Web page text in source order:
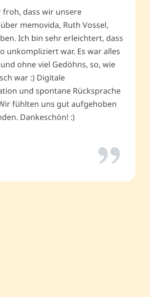
froh, dass wir unsere
memovida, Ruth Vossel,
Ich bin sehr erleichtert, dass
unkompliziert war. Es war alles
ohne viel Gedöhns, so, wie
war :) Digitale
und spontane Rücksprache
fühlten uns gut aufgehoben
Dankeschön! :)